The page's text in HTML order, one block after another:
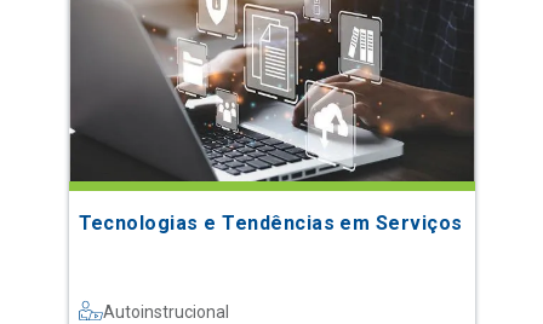
Tecnologias e Tendências em Serviços
Autoinstrucional